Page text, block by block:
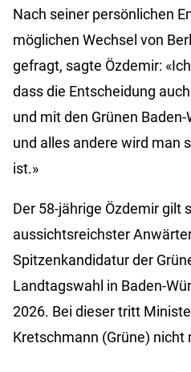
Nach seiner persönlichen
möglichen Wechsel von
gefragt, sagte Özdemir:
dass die Entscheidung
und mit den Grünen
und alles andere wird man
ist.»
Der 58-jährige Özdemir gilt
aussichtsreichster
Spitzenkandidatur der
Landtagswahl in Baden-
2026. Bei dieser tritt
Kretschmann (Grüne) nicht